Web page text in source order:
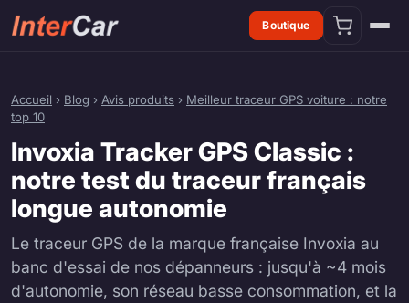
Boutique
Accueil › Blog › Avis produits › Meilleur traceur GPS voiture : notre
top 10
Invoxia Tracker GPS Classic :
notre test du traceur français
longue autonomie
Le traceur GPS de la marque française Invoxia au
banc d'essai de nos dépanneurs : jusqu'à ~4 mois
d'autonomie, son réseau basse consommation, et la